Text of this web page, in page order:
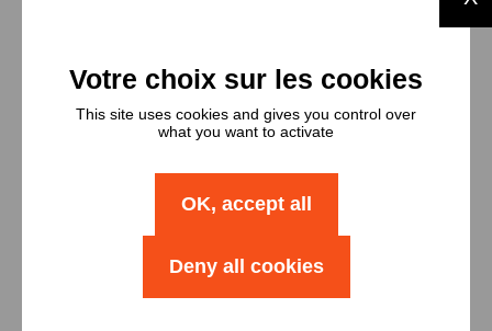
Types et
nombres de
logements
Type Nombre
This site uses cookies and gives you control over
what you want to activate
OK, accept all
Deny all cookies